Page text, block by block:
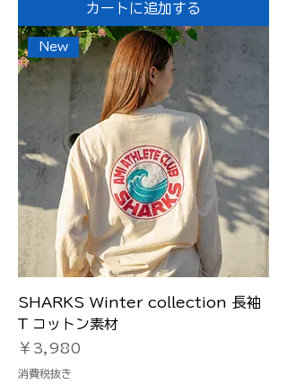
カートに追加する
New
SHARKS Winter collection 長袖
T コットン素材
価格
￥3,980
消費税抜き